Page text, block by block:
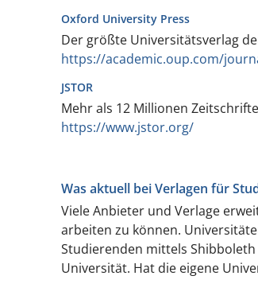
Oxford University Press
Der größte Universitätsverlag
https://academic.oup.com/
JSTOR
Mehr als 12 Millionen
https://www.jstor.org/
Was aktuell bei Verlagen für
Viele Anbieter und Verlage
arbeiten zu können.
Studierenden mittels
Universität. Hat die eigene